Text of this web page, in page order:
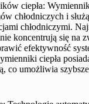
ciepła:
chłodniczych i
chłodniczymi.
koncentrują się na
efektywność
ciepła
co umożliwia szybsze